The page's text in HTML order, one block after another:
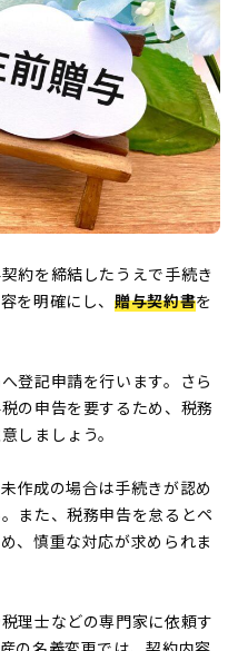
約を締結したうえで手続き
を明確にし、贈与契約書を
登記申請を行います。さら
の申告を要するため、税務
しましょう。
作成の場合は手続きが認め
また、税務申告を怠るとペ
、慎重な対応が求められま
理士などの専門家に依頼す